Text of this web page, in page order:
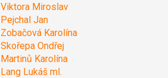
Viktora Miroslav
Pejchal Jan
Zobačová Karolína
Skořepa Ondřej
Martinů Karolína
Lang Lukáš ml.